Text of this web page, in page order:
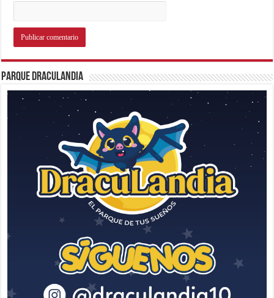
Parque Draculandia